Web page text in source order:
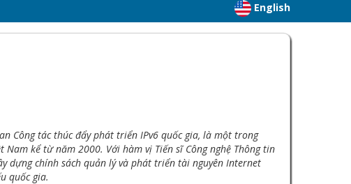
English
Công tác thúc đẩy phát triển IPv6 quốc gia, là một trong
kể từ năm 2000. Với hàm vị Tiến sĩ Công nghệ Thông tin
dựng chính sách quản lý và phát triển tài nguyên Internet
quốc gia.